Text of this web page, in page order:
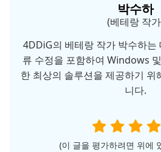
박수하
(베테랑 작
4DDiG의 베테랑 작가 박수하는
류 수정을 포함하여 Windows
한 최상의 솔루션을 제공하기 위
니다.
(이 글을 평가하려면 위에